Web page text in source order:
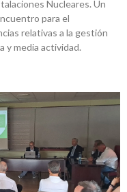
Nucleares. Un
para el
relativas a la gestión
y media actividad.